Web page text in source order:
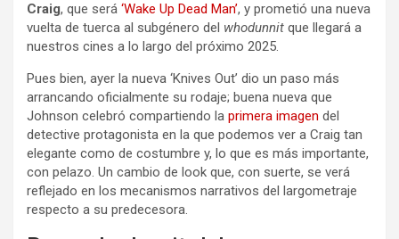
Craig, que será ‘Wake Up Dead Man’, y prometió una nueva
vuelta de tuerca al subgénero del whodunnit que llegará a
nuestros cines a lo largo del próximo 2025.
Pues bien, ayer la nueva ‘Knives Out’ dio un paso más
arrancando oficialmente su rodaje; buena nueva que
Johnson celebró compartiendo la primera imagen del
detective protagonista en la que podemos ver a Craig tan
elegante como de costumbre y, lo que es más importante,
con pelazo. Un cambio de look que, con suerte, se verá
reflejado en los mecanismos narrativos del largometraje
respecto a su predecesora.